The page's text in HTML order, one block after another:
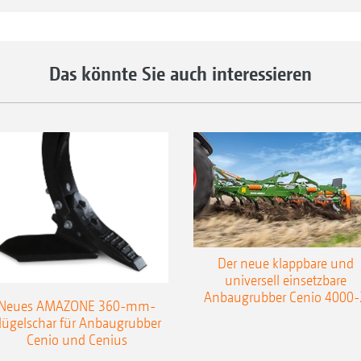
durch das intensive Schneiden und Zerfasern
angeregt. Dadurch wird die Feldhygiene
Pilzkrankheiten und Schädlingen reduziert.
Die Schneidwalzenkombinationen TopCut
können das ganze Jahr über in
verschiedenen Bearbeitungsgängen
universell eingesetzt werden – zur
Zwischenfruchtbearbeitung, für die
Zerkleinerung von Ernteresten oder für
die mechanische Unkrautbekämpfung.
Die Verfahrenskette Cut ’n’ Sow mit
Das könnte Sie auch interessieren
AMAZONE 360-mm-
für Anbaugrubber
Cenio und Cenius
Der neue klappbare und
universell einsetzbare
Anbaugrubber Cenio